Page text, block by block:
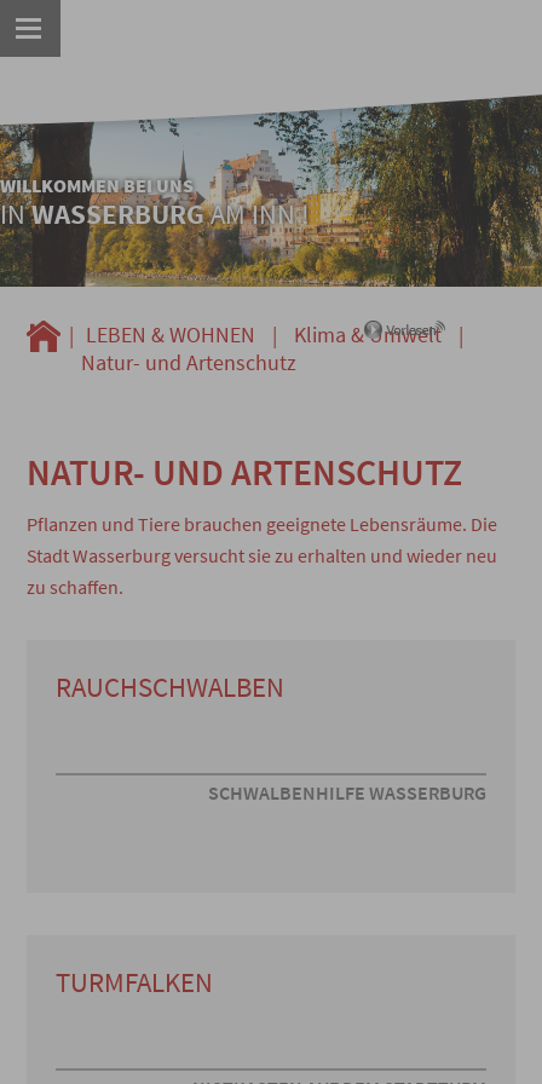
WILLKOMMEN BEI UNS
INWASSERBURGAM INN !
| LEBEN & WOHNEN | Klima & Umwelt
|
Natur- und Artenschutz
NATUR- UND ARTENSCHUTZ
Pflanzen und Tiere brauchen geeignete Lebensräume. Die
Stadt Wasserburg versucht sie zu erhalten und wieder neu
zu schaffen.
RAUCHSCHWALBEN
SCHWALBENHILFE WASSERBURG
TURMFALKEN